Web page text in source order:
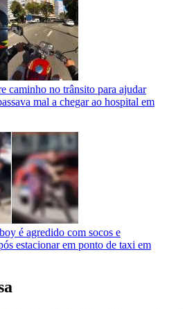
caminho no trânsito para ajudar
mal a chegar ao hospital em
é agredido com socos e
estacionar em ponto de taxi em